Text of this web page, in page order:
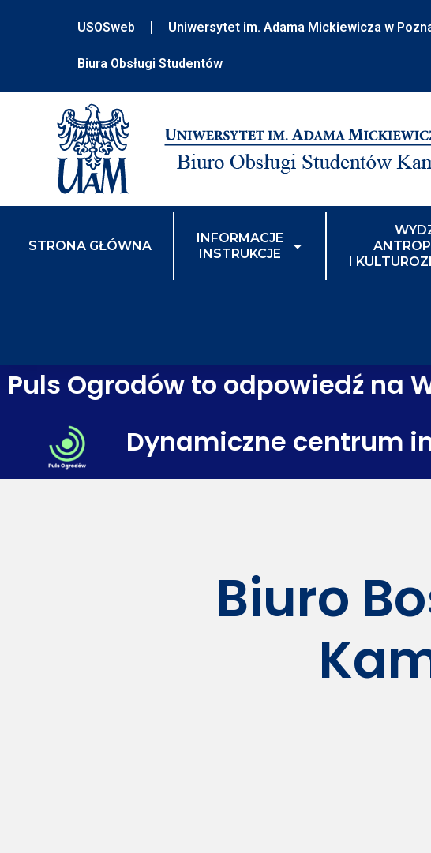
USOSweb Uniwersytet im. Adama Mickiewicza w
Biura Obsługi Studentów
STRONA GŁÓWNA
INFORMACJE
INSTRUKCJE
I
Puls Ogrodów to odpowiedź na
Dynamiczne centrum
Biuro